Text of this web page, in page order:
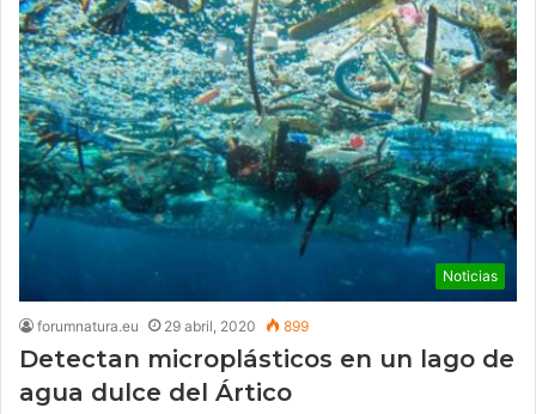
Noticias
forumnatura.eu 29 abril, 2020 899
Detectan microplásticos en un lago de
agua dulce del Ártico